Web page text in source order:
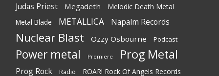
Judas Priest Megadeth Melodic Death Metal
Metal Blade METALLICA Napalm Records
Nuclear Blast Ozzy Osbourne Podcast
Power metal Premiere Prog Metal
Prog Rock Radio ROAR! Rock Of Angels Records